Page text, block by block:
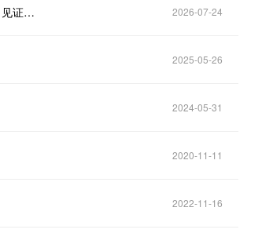
权威调研数据出炉：思迈特多个周期营收增长表现位居全球BI厂商前列，见证本土 BI 产业国产替代加速落地 2026-07-24
2025-05-26
2024-05-31
2020-11-11
2022-11-16